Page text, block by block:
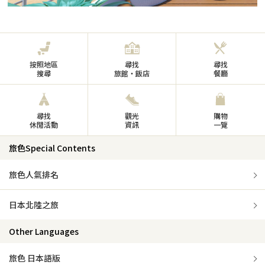
按照地區
搜尋
尋找
旅館・飯店
尋找
餐廳
尋找
休閒活動
觀光
資訊
購物
一覽
旅色Special Contents
旅色人氣排名
日本北陸之旅
Other Languages
旅色 日本語版